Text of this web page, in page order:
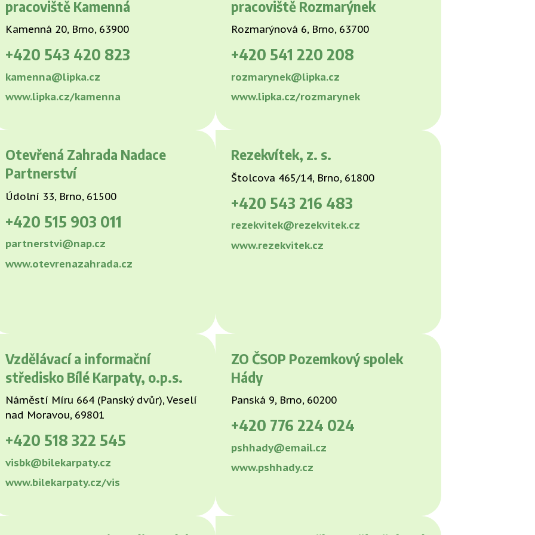
pracoviště Kamenná
Kamenná 20, Brno, 63900
+420 543 420 823
kamenna@lipka.cz
www.lipka.cz/kamenna
pracoviště Rozmarýnek
Rozmarýnová 6, Brno, 63700
+420 541 220 208
rozmarynek@lipka.cz
www.lipka.cz/rozmarynek
Otevřená Zahrada Nadace
Partnerství
Údolní 33, Brno, 61500
+420 515 903 011
partnerstvi@nap.cz
www.otevrenazahrada.cz
Rezekvítek, z. s.
Štolcova 465/14, Brno, 61800
+420 543 216 483
rezekvitek@rezekvitek.cz
www.rezekvitek.cz
Vzdělávací a informační
středisko Bílé Karpaty, o.p.s.
Náměstí Míru 664 (Panský dvůr), Veselí
nad Moravou, 69801
+420 518 322 545
visbk@bilekarpaty.cz
www.bilekarpaty.cz/vis
ZO ČSOP Pozemkový spolek
Hády
Panská 9, Brno, 60200
+420 776 224 024
pshhady@email.cz
www.pshhady.cz